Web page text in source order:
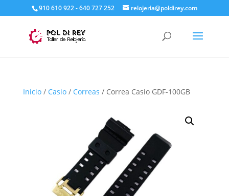
910 610 922 - 640 727 252 relojeria@poldirey.com
Inicio/ Casio/ Correas / Correa Casio GDF-100GB